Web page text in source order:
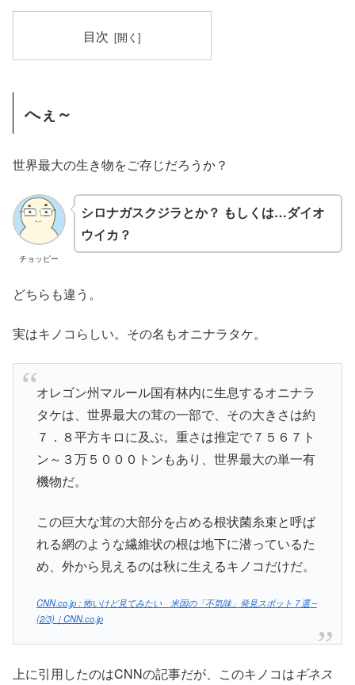
目次
へぇ～
世界最大の生き物をご存じだろうか？
チョッピー
シロナガスクジラとか？ もしくは…ダイオ
ウイカ？
どちらも違う。
実はキノコらしい。その名もオニナラタケ。
オレゴン州マルール国有林内に生息するオニナラ
タケは、世界最大の茸の一部で、その大きさは約
７．８平方キロに及ぶ。重さは推定で７５６７ト
ン～３万５０００トンもあり、世界最大の単一有
機物だ。
この巨大な茸の大部分を占める根状菌糸束と呼ば
れる網のような繊維状の根は地下に潜っているた
め、外から見えるのは秋に生えるキノコだけだ。
CNN.co.jp : 怖いけど見てみたい 米国の「不気味」発見スポット７選 –
(2/3)｜CNN.co.jp
上に引用したのはCNNの記事だが、このキノコはギネス